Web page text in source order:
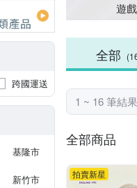
跨國運送
基隆市
新竹市
遊
全部
1 ~ 16 筆結果
全部商品
拍賣新星